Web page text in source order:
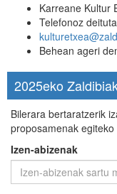
Karreane Kultur
Telefonoz
Behean ageri
2025eko
Bilerara bertaratzerik
proposamenak
Izen-abizenak